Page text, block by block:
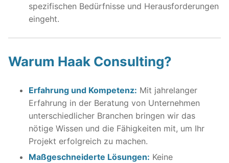
spezifischen Bedürfnisse und Herausforderungen
eingeht.
Warum Haak Consulting?
Erfahrung und Kompetenz: Mit jahrelanger
Erfahrung in der Beratung von Unternehmen
unterschiedlicher Branchen bringen wir das
nötige Wissen und die Fähigkeiten mit, um Ihr
Projekt erfolgreich zu machen.
Maßgeschneiderte Lösungen: Keine